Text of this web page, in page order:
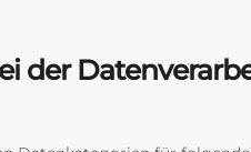
der